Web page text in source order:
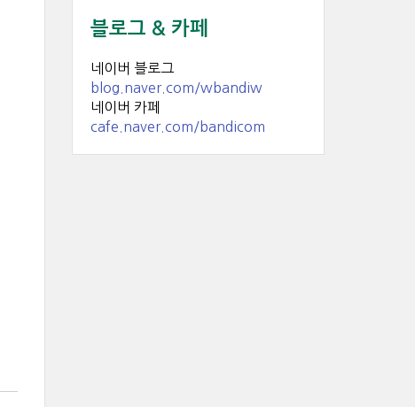
블로그 & 카페
네이버 블로그
blog.naver.com/wbandiw
네이버 카페
cafe.naver.com/bandicom